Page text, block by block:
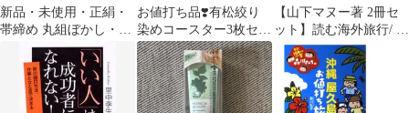
新品・未使用・正絹・
帯締め 丸組ぼかし・手
組み・お値打ち 臙脂
「えんじ」利休緑色
お値打ち品❣️有松絞り
染めコースター3枚セッ
ト♪
【山下マヌー著 2冊セ
ット】読む海外旅行/ お
値打ちソウル